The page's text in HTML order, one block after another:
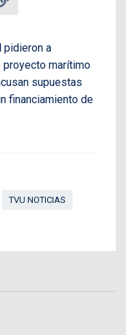
pidieron a
proyecto marítimo
supuestas
financiamiento de
TVU NOTICIAS